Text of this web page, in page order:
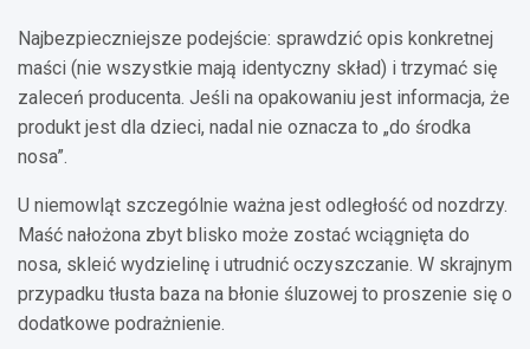
Najbezpieczniejsze podejście: sprawdzić opis konkretnej
maści (nie wszystkie mają identyczny skład) i trzymać się
zaleceń producenta. Jeśli na opakowaniu jest informacja, że
produkt jest dla dzieci, nadal nie oznacza to „do środka
nosa”.
U niemowląt szczególnie ważna jest odległość od nozdrzy.
Maść nałożona zbyt blisko może zostać wciągnięta do
nosa, skleić wydzielinę i utrudnić oczyszczanie. W skrajnym
przypadku tłusta baza na błonie śluzowej to proszenie się o
dodatkowe podrażnienie.